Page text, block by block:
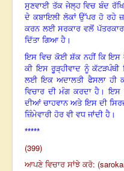
ਸੁਣਵਾਈ ਤੱਕ ਜੇਲ੍ਹ ਵਿਚ ਬੰਦ
ਦੇ ਕਬਾਇਲੀ ਲੋਕਾਂ ਉੱਪਰ ਹੋ ਰਹੇ
ਕਰਨ ਲਈ ਸਰਕਾਰ ਵਲੋਂ
ਦਿੱਤਾ ਗਿਆ ਹੈ।
ਇਸ ਵਿਚ ਕੋਈ ਸ਼ੱਕ ਨਹੀਂ ਕਿ ਇਸ
ਕੀ ਇਸ ਰੂੜ੍ਹੀਵਾਦ ਨੂੰ
ਲਈ ਇਕ ਅਦਾਲਤੀ ਫੈਸਲਾ ਹੀ
ਵਿਚਾਰ ਦੀ ਮੰਗ ਕਰਦਾ ਹੈ। ਇਸ
ਦੀਆਂ ਚਾਹਵਾਨ ਅਤੇ ਇਸ ਦੀ
ਜ਼ਿੰਮੇਵਾਰੀ ਹੋਰ ਵੀ ਵਧ ਜਾਂਦੀ ਹੈ।
*****
(399)
ਆਪਣੇ ਵਿਚਾਰ ਸਾਂਝੇ ਕਰੋ: (